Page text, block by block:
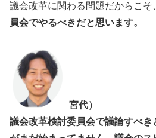
議会改革に関わる問題だからこそ
員会でやるべきだと思います。
宮代）
議会改革検討委員会で議論すべ